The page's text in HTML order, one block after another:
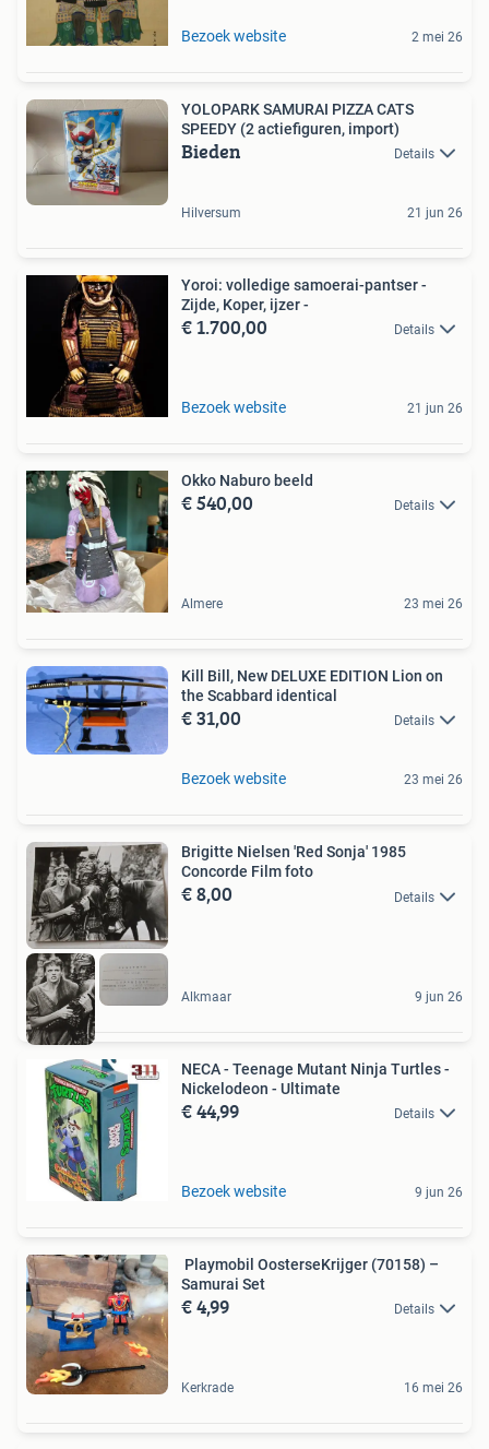
Bezoek website 2 mei 26
YOLOPARK SAMURAI PIZZA CATS
SPEEDY (2 actiefiguren, import)
Bieden Details
Hilversum 21 jun 26
Yoroi: volledige samoerai-pantser -
Zijde, Koper, ijzer -
€ 1.700,00 Details
Bezoek website 21 jun 26
Okko Naburo beeld
€ 540,00 Details
Almere 23 mei 26
Kill Bill, New DELUXE EDITION Lion on
the Scabbard identical
€ 31,00 Details
Bezoek website 23 mei 26
Brigitte Nielsen 'Red Sonja' 1985
Concorde Film foto
€ 8,00 Details
Alkmaar 9 jun 26
NECA - Teenage Mutant Ninja Turtles -
Nickelodeon - Ultimate
€ 44,99 Details
Bezoek website 9 jun 26
️ Playmobil OosterseKrijger (70158) –
Samurai Set
€ 4,99 Details
Kerkrade 16 mei 26